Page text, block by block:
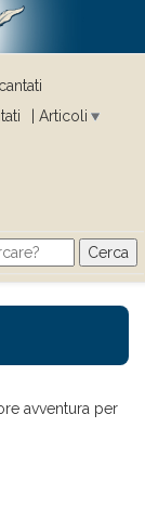
Articoli
form
avventura per